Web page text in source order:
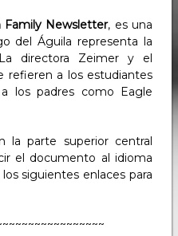
Family Newsletter, es una
del Águila representa la
directora Zeimer y el
refieren a los estudiantes
los padres como Eagle
la parte superior central
el documento al idioma
siguientes enlaces para